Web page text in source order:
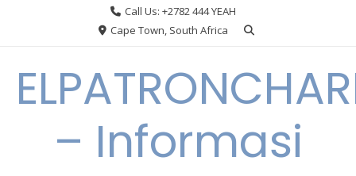
Call Us: +2782 444 YEAH
Cape Town, South Africa
– Informasi